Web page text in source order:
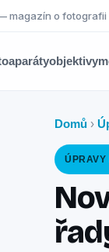
magazín o fotografii
objektivy
Domů ›
ÚPRAVY